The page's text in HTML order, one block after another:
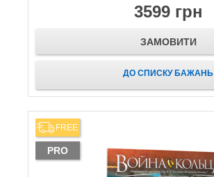
3599 грн
ЗАМОВИТИ
ДО СПИСКУ БАЖАНЬ
FREE
PRO